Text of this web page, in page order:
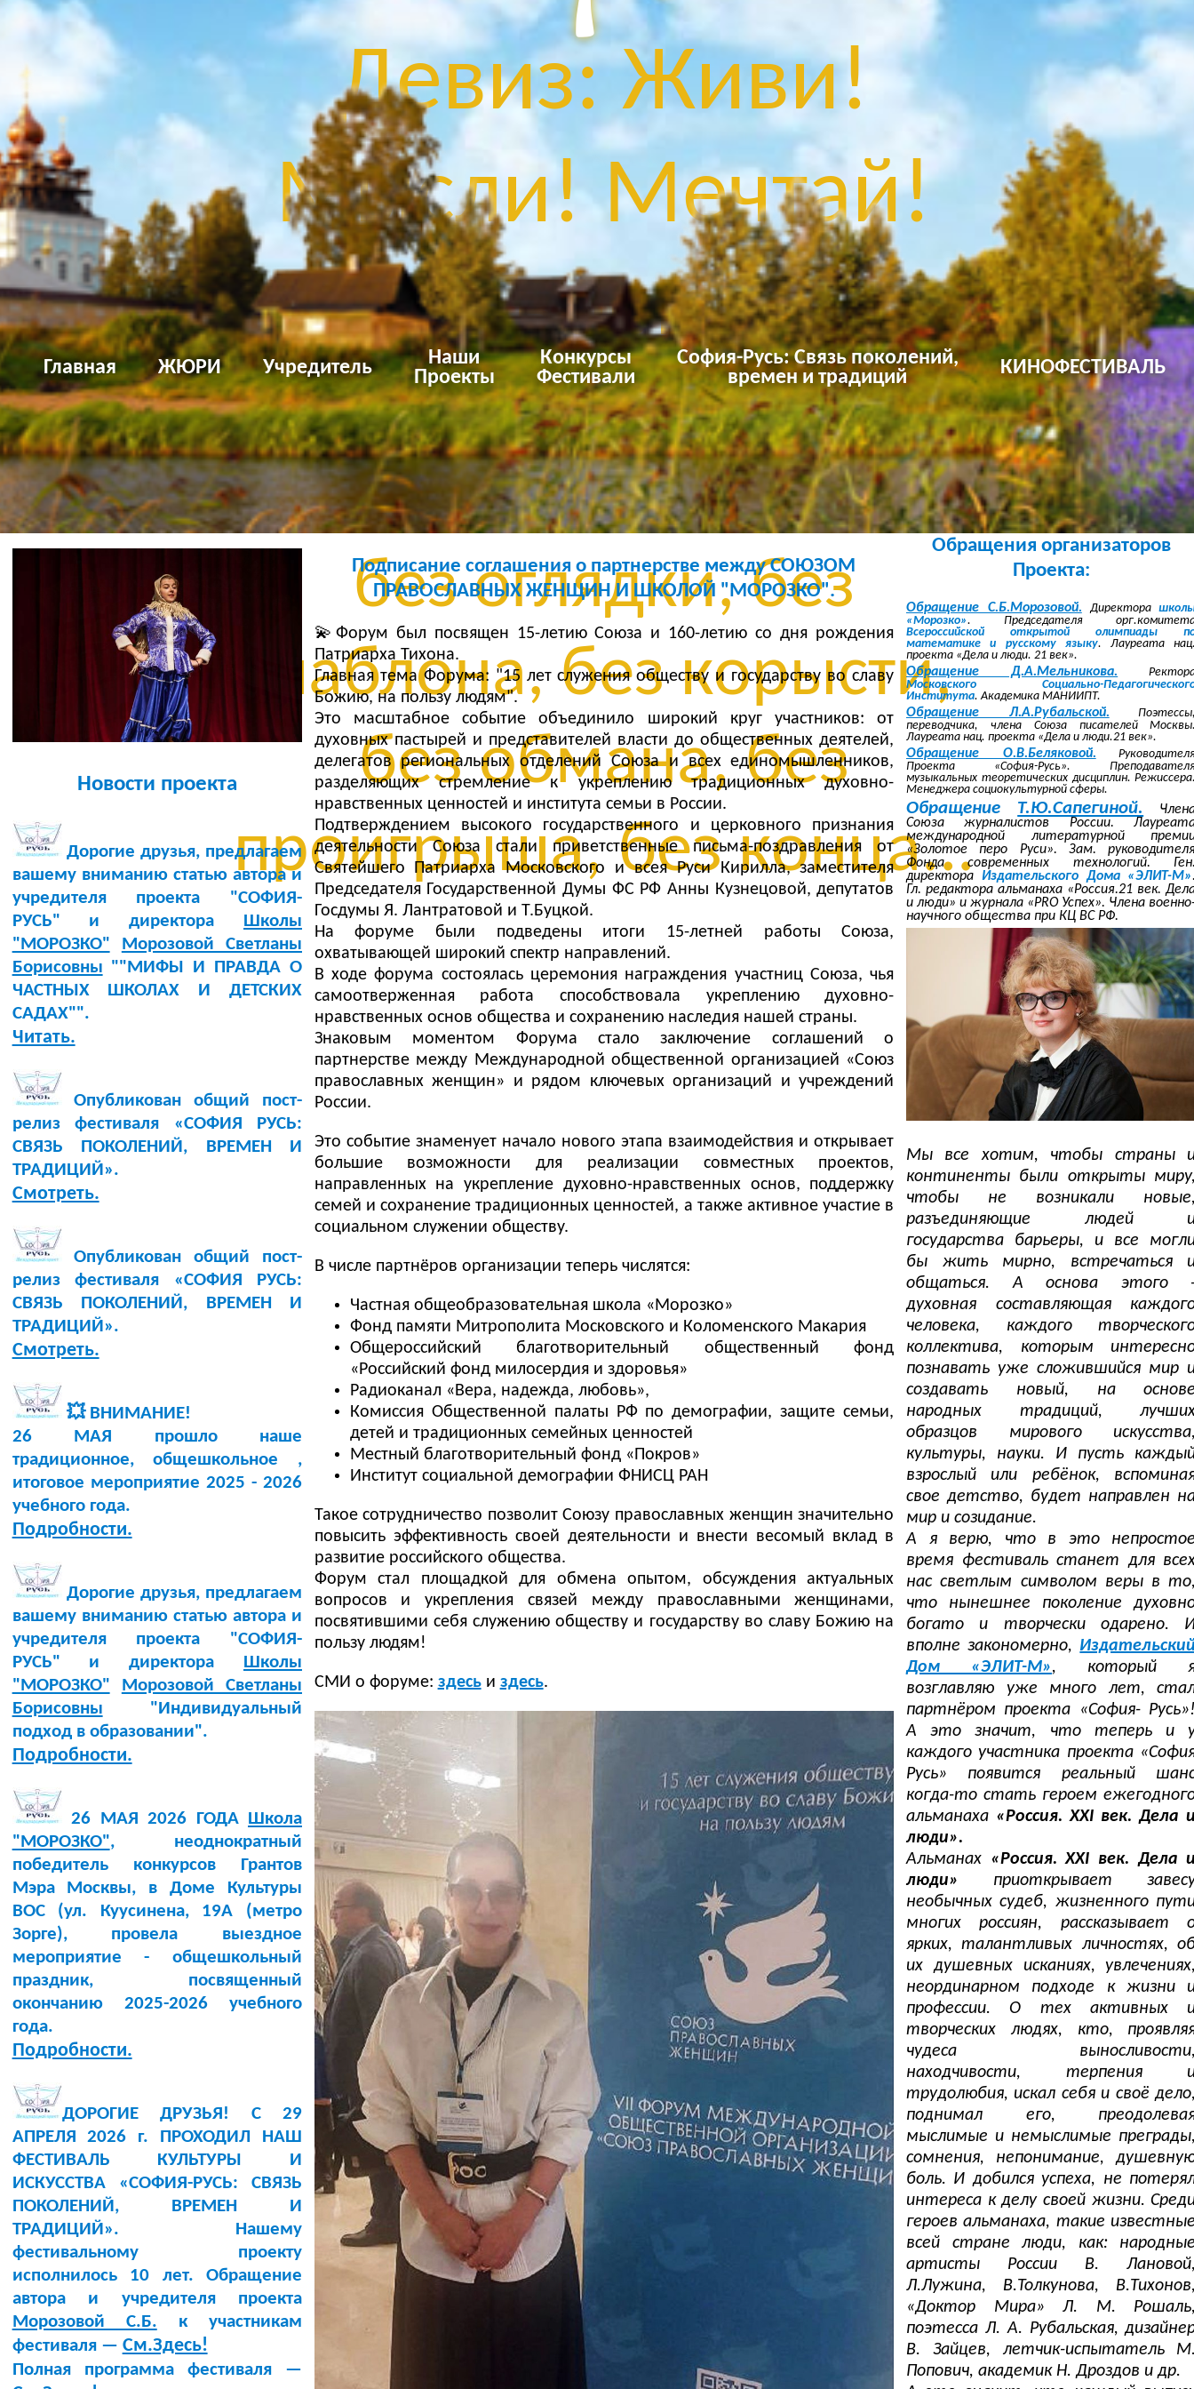
Девиз: Живи!
Мысли! Мечтай!
Твори!
Без сомнений, без
устали, без остановки,
без оглядки, без
шаблона, без корысти,
без обмана, без
проигрыша, без конца...
Главная ЖЮРИ Учредитель
Наши
Проекты
Конкурсы
Фестивали
София-Русь: Связь поколений,
времен и традиций
КИНОФЕСТИВАЛЬ
Новости проекта
Дорогие друзья, предлагаем
вашему вниманию статью автора и
учредителя проекта "СОФИЯ-
РУСЬ" и директора
Школы
"МОРОЗКО"
Морозовой Светланы
Борисовны ""МИФЫ И ПРАВДА О
ЧАСТНЫХ ШКОЛАХ И ДЕТСКИХ
САДАХ"".
Читать.
Опубликован общий пост-
релиз фестиваля «СОФИЯ РУСЬ:
СВЯЗЬ ПОКОЛЕНИЙ, ВРЕМЕН И
ТРАДИЦИЙ».
Смотреть.
Опубликован общий пост-
релиз фестиваля «СОФИЯ РУСЬ:
СВЯЗЬ ПОКОЛЕНИЙ, ВРЕМЕН И
ТРАДИЦИЙ».
Смотреть.
💥 ВНИМАНИЕ!
26 МАЯ прошло наше
традиционное, общешкольное ,
итоговое мероприятие 2025 - 2026
учебного года.
Подробности.
Дорогие друзья, предлагаем
вашему вниманию статью автора и
учредителя проекта "СОФИЯ-
РУСЬ" и директора
Школы
"МОРОЗКО"
Морозовой Светланы
Борисовны "Индивидуальный
подход в образовании".
Подробности.
26 МАЯ 2026 ГОДА
Школа
"МОРОЗКО", неоднократный
победитель конкурсов Грантов
Мэра Москвы, в Доме Культуры
BOC (ул. Куусинена, 19А (метро
Зорге), провела выездное
мероприятие - общешкольный
праздник, посвященный
окончанию 2025-2026 учебного
года.
Подробности.
ДОРОГИЕ ДРУЗЬЯ! С 29
АПРЕЛЯ 2026 г. ПРОХОДИЛ НАШ
ФЕСТИВАЛЬ КУЛЬТУРЫ И
ИСКУССТВА «СОФИЯ-РУСЬ: СВЯЗЬ
ПОКОЛЕНИЙ, ВРЕМЕН И
ТРАДИЦИЙ». Нашему
фестивальному проекту
исполнилось 10 лет. Обращение
автора и учредителя проекта
Морозовой С.Б. к участникам
фестиваля — См.Здесь!
Полная программа фестиваля —
Подписание соглашения о партнерстве между СОЮЗОМ
ПРАВОСЛАВНЫХ ЖЕНЩИН И ШКОЛОЙ "МОРОЗКО".
💫Форум был посвящен 15-летию Союза и 160-летию со дня рождения
Патриарха Тихона.
Главная тема Форума: "15 лет служения обществу и государству во славу
Божию, на пользу людям".
Это масштабное событие объединило широкий круг участников: от
духовных пастырей и представителей власти до общественных деятелей,
делегатов региональных отделений Союза и всех единомышленников,
разделяющих стремление к укреплению традиционных духовно-
нравственных ценностей и института семьи в России.
Подтверждением высокого государственного и церковного признания
деятельности Союза стали приветственные письма-поздравления от
Святейшего Патриарха Московского и всея Руси Кирилла, заместителя
Председателя Государственной Думы ФС РФ Анны Кузнецовой, депутатов
Госдумы Я. Лантратовой и Т.Буцкой.
На форуме были подведены итоги 15-летней работы Союза,
охватывающей широкий спектр направлений.
В ходе форума состоялась церемония награждения участниц Союза, чья
самоотверженная работа способствовала укреплению духовно-
нравственных основ общества и сохранению наследия нашей страны.
Знаковым моментом Форума стало заключение соглашений о
партнерстве между Международной общественной организацией «Союз
православных женщин» и рядом ключевых организаций и учреждений
России.
Это событие знаменует начало нового этапа взаимодействия и открывает
большие возможности для реализации совместных проектов,
направленных на укрепление духовно-нравственных основ, поддержку
семей и сохранение традиционных ценностей, а также активное участие в
социальном служении обществу.
В числе партнёров организации теперь числятся:
Частная общеобразовательная школа «Морозко»
Фонд памяти Митрополита Московского и Коломенского Макария
Общероссийский благотворительный общественный фонд
«Российский фонд милосердия и здоровья»
Радиоканал «Вера, надежда, любовь»,
Комиссия Общественной палаты РФ по демографии, защите семьи,
детей и традиционных семейных ценностей
Местный благотворительный фонд «Покров»
Институт социальной демографии ФНИСЦ РАН
Такое сотрудничество позволит Союзу православных женщин значительно
повысить эффективность своей деятельности и внести весомый вклад в
развитие российского общества.
Форум стал площадкой для обмена опытом, обсуждения актуальных
вопросов и укрепления связей между православными женщинами,
посвятившими себя служению обществу и государству во славу Божию на
пользу людям!
СМИ о форуме: здесьи здесь.
Обращения организаторов
Проекта:
Обращение С.Б.Морозовой. Директора
«Морозко». Председателя
Всероссийской открытой олимпиады
математике и русскому языку. Лауреата
проекта «Дела и люди. 21 век».
Обращение Д.А.Мельникова.
Московского Социально-
Института. Академика МАНИИПТ.
Обращение Л.А.Рубальской.
переводчика, члена Союза писателей
Лауреата нац. проекта «Дела и люди.21 век».
Обращение О.В.Беляковой.
Проекта «София-Русь».
музыкальных теоретических дисциплин.
Менеджера социокультурной сферы.
Обращение Т.Ю.Сапегиной.
Союза журналистов России.
международной литературной
«Золотое перо Руси». Зам.
Фонда современных технологий.
директора Издательского Дома «ЭЛИТ-М»
Гл. редактора альманаха «Россия.21 век.
и люди» и журнала «PRO Успех». Члена
научного общества при КЦ ВС РФ.
Мы все хотим, чтобы страны
континенты были открыты
чтобы не возникали
разъединяющие людей
государства барьеры, и все
бы жить мирно, встречаться
общаться. А основа этого
духовная составляющая
человека, каждого
коллектива, которым
познавать уже сложившийся мир
создавать новый, на
народных традиций,
образцов мирового
культуры, науки. И пусть
взрослый или ребёнок,
свое детство, будет направлен
мир и созидание.
А я верю, что в это
время фестиваль станет для
нас светлым символом веры в
что нынешнее поколение
богато и творчески одарено.
вполне закономерно,
Дом «ЭЛИТ-М», который
возглавляю уже много лет,
партнёром проекта «София-
А это значит, что теперь и
каждого участника проекта
Русь» появится реальный
когда-то стать героем
альманаха «Россия. XXI век. Дела
люди».
Альманах «Россия. XXI век. Дела
люди» приоткрывает
необычных судеб, жизненного
многих россиян, рассказывает
ярких, талантливых личностях,
их душевных исканиях,
неординарном подходе к жизни
профессии. О тех активных
творческих людях, кто,
чудеса
находчивости, терпения
трудолюбия, искал себя и своё
поднимал его,
мыслимые и немыслимые
сомнения, непонимание,
боль. И добился успеха, не
интереса к делу своей жизни.
героев альманаха, такие
всей стране люди, как:
артисты России В.
Л.Лужина, В.Толкунова,
«Доктор Мира» Л. М.
поэтесса Л. А. Рубальская,
В. Зайцев, летчик-испытатель
Попович, академик Н. Дроздов и др.